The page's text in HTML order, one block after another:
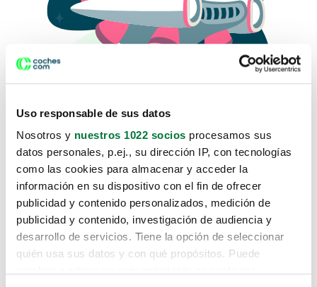
Uso responsable de sus datos
Nosotros y nuestros 1022 socios procesamos sus
datos personales, p.ej., su dirección IP, con tecnologías
como las cookies para almacenar y acceder la
información en su dispositivo con el fin de ofrecer
publicidad y contenido personalizados, medición de
publicidad y contenido, investigación de audiencia y
desarrollo de servicios. Tiene la opción de seleccionar
quién usa sus datos y con qué propósitos. Puede
Lo sentimos, no sabemos como
te hemos traido hasta aquí.
Pero puedes encontrar el coche que estás
buscando en alguno de estos enlaces: